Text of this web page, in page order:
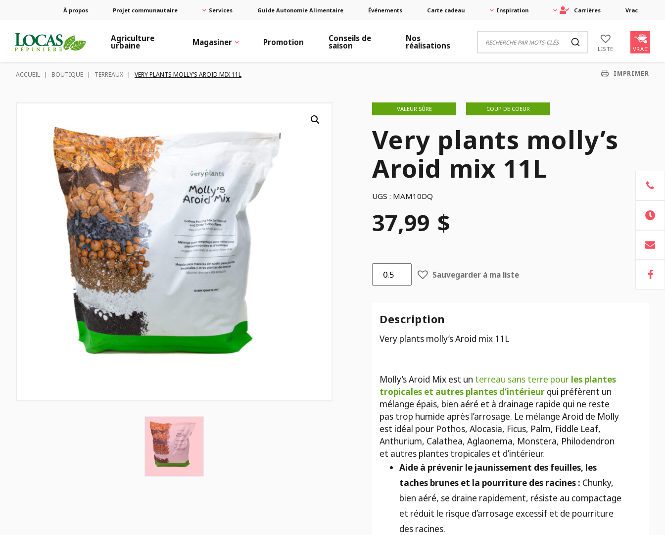
À propos Projet communautaire Services Guide Autonomie Alimentaire Événements Carte cadeau Inspiration Carrières Vrac
Agriculture
urbaine Magasiner Promotion Conseils de
saison
Nos
réalisations LISTE VRAC
ACCUEIL | BOUTIQUE | TERREAUX | VERY PLANTS MOLLY’S AROID MIX 11L IMPRIMER
VALEUR SÛRE COUP DE COEUR
Very plants molly’s
Aroid mix 11L
UGS : MAM10DQ
$
37,99
molly's
mix
Sauvegarder à ma liste
Description
Very plants molly’s Aroid mix 11L
Molly’s Aroid Mix est un terreau sans terre pour les plantes
tropicales et autres plantes d’intérieur qui préfèrent un
mélange épais, bien aéré et à drainage rapide qui ne reste
pas trop humide après l’arrosage. Le mélange Aroid de Molly
est idéal pour Pothos, Alocasia, Ficus, Palm, Fiddle Leaf,
Anthurium, Calathea, Aglaonema, Monstera, Philodendron
et autres plantes tropicales et d’intérieur.
Aide à prévenir le jaunissement des feuilles, les
taches brunes et la pourriture des racines : Chunky,
bien aéré, se draine rapidement, résiste au compactage
et réduit le risque d’arrosage excessif et de pourriture
des racines.